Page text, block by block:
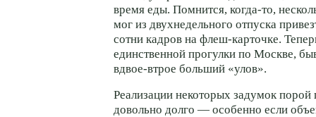
время еды. Помнится, когда-то,
мог из двухнедельного отпуска
сотни кадров на флеш-карточке.
единственной прогулки по Москве,
вдвое-втрое больший «улов».
Реализации некоторых задумок порой
довольно долго — особенно если